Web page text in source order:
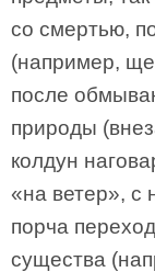
со смертью,
(например,
после
природы
колдун
«на ветер», с
порча
существа